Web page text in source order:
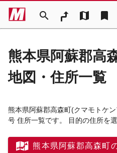
search map bookmark
熊本県阿蘇郡高
地図・住所一覧
熊本県阿蘇郡高森町(クマモトケ
号 住所一覧です。 目的の住所を
熊本県阿蘇郡高森町